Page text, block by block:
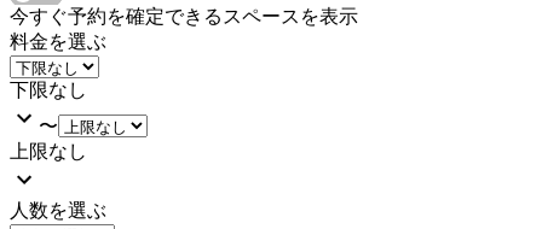
今すぐ予約を確定できるスペースを表示
料金を選ぶ
下限なし
〜
上限なし
人数を選ぶ